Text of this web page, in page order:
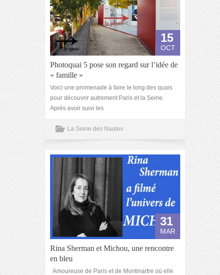
15
OCT
Photoquai 5 pose son regard sur l’idée de
« famille »
Voici une promenade à faire le long des quais
pour découvrir autrement Paris et la Seine.
Après avoir suivi les
La Seine des Nautes
31
MAR
Rina Sherman et Michou, une rencontre
en bleu
Amoureuse de Paris et de Montmartre où elle